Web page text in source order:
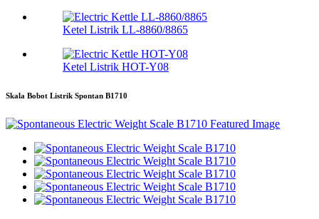
Ketel Listrik LL-8860/8865
Ketel Listrik HOT-Y08
Skala Bobot Listrik Spontan B1710